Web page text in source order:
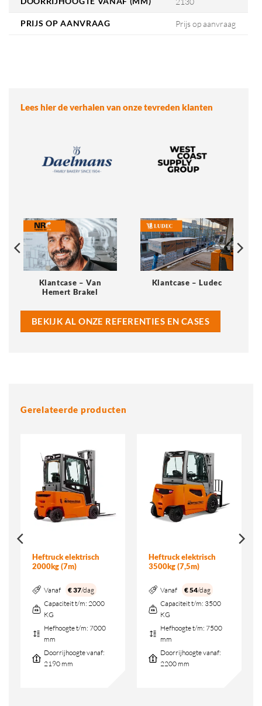
PRIJS OP AANVRAAG Prijs op aanvraag
Lees hier de verhalen van onze tevreden klanten
Klantcase – Van
Hemert Brakel
Klantcase – Ludec
BEKIJK AL ONZE REFERENTIES EN CASES
Gerelateerde producten
Heftruck elektrisch
2000kg (7m)
Vanaf € 37/dag
Capaciteit t/m: 2000
KG
Hefhoogte t/m: 7000
mm
Doorrijhoogte vanaf:
2190 mm
Heftruck elektrisch
3500kg (7,5m)
Vanaf € 54/dag
Capaciteit t/m: 3500
KG
Hefhoogte t/m: 7500
mm
Doorrijhoogte vanaf:
2200 mm